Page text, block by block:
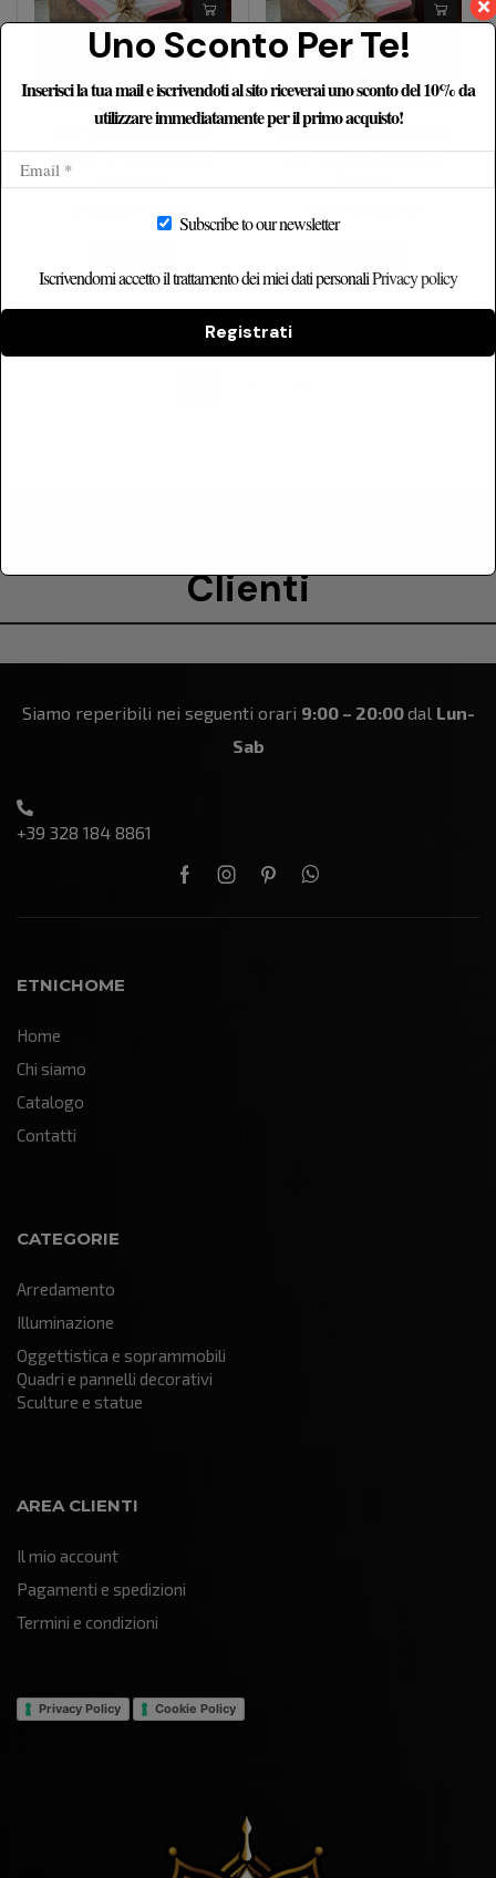
Legno Arredamento
Stelle Marine In Legno
Set 3 Arredamento
Clienti
Siamo reperibili nei seguenti orari 9:00 – 20:00dal Lun-
Sab
+39 328 184 8861
ETNICHOME
Home
Chi siamo
Catalogo
Contatti
CATEGORIE
Arredamento
Illuminazione
Oggettistica e soprammobili
Quadri e pannelli decorativi
Sculture e statue
AREA CLIENTI
Il mio account
Pagamenti e spedizioni
Termini e condizioni
Privacy Policy Cookie Policy
Uno Sconto Per Te!
Inserisci la tua mail e iscrivendoti al sito riceverai uno sconto del 10% da
utilizzare immediatamente per il primo acquisto!
Subscribe to our newsletter
Iscrivendomi accetto il trattamento dei miei dati personaliPrivacy policy
Registrati